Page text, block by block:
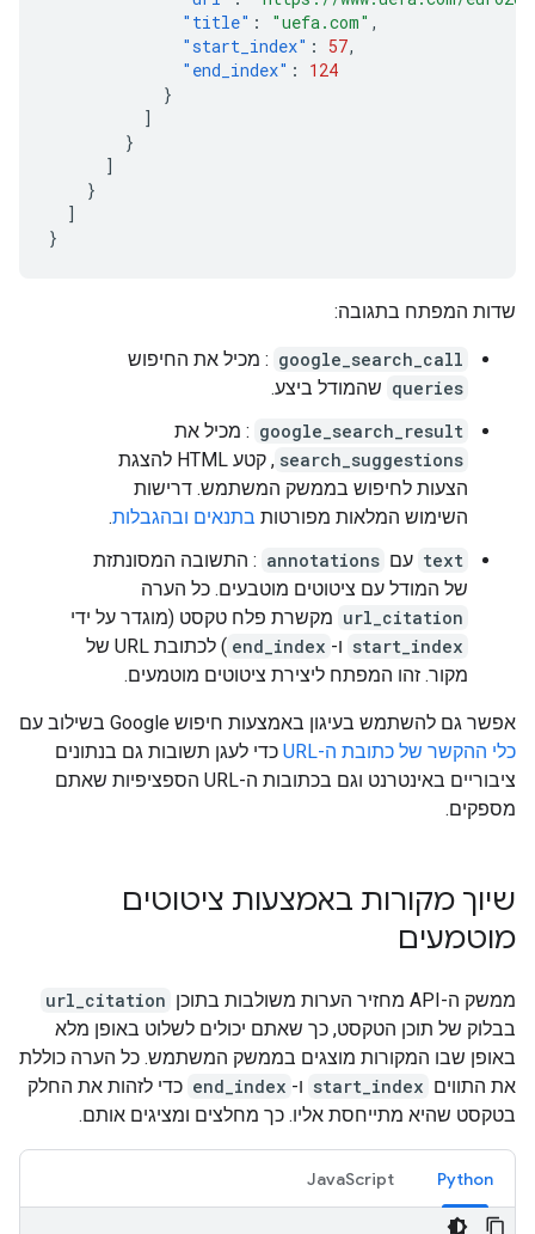
"title" : "uefa.com" ,
"start_index" : 57,
"end_index" :
124
}
]
}
]
}
]
}
שדות המפתח בתגובה:
google_search_call : מכיל את החיפוש
queries שהמודל ביצע.
google_search_result : מכיל את
search_suggestions
, קטע HTML להצגת
הצעות לחיפוש בממשק המשתמש. דרישות
השימוש המלאות מפורטות בתנאים ובהגבלות.
text עם annotations : התשובה המסונתזת
של המודל עם ציטוטים מוטבעים. כל הערה
url_citation מקשרת פלח טקסט (מוגדר על ידי
start_index ו- end_index
) לכתובת URL של
מקור. זהו המפתח ליצירת ציטוטים מוטמעים.
אפשר גם להשתמש בעיגון באמצעות חיפוש Google בשילוב עם
כלי ההקשר של כתובת ה-URL
כדי לעגן תשובות גם בנתונים
ציבוריים באינטרנט וגם בכתובות ה-URL הספציפיות שאתם
מספקים.
שיוך מקורות באמצעות ציטוטים
מוטמעים
ממשק ה-API מחזיר הערות משולבות בתוכן
url_citation
בבלוק של תוכן הטקסט, כך שאתם יכולים לשלוט באופן מלא
באופן שבו המקורות מוצגים בממשק המשתמש. כל הערה כוללת
את התווים start_index ו- end_index כדי לזהות את החלק
בטקסט שהיא מתייחסת אליו. כך מחלצים ומציגים אותם.
Python
JavaScript